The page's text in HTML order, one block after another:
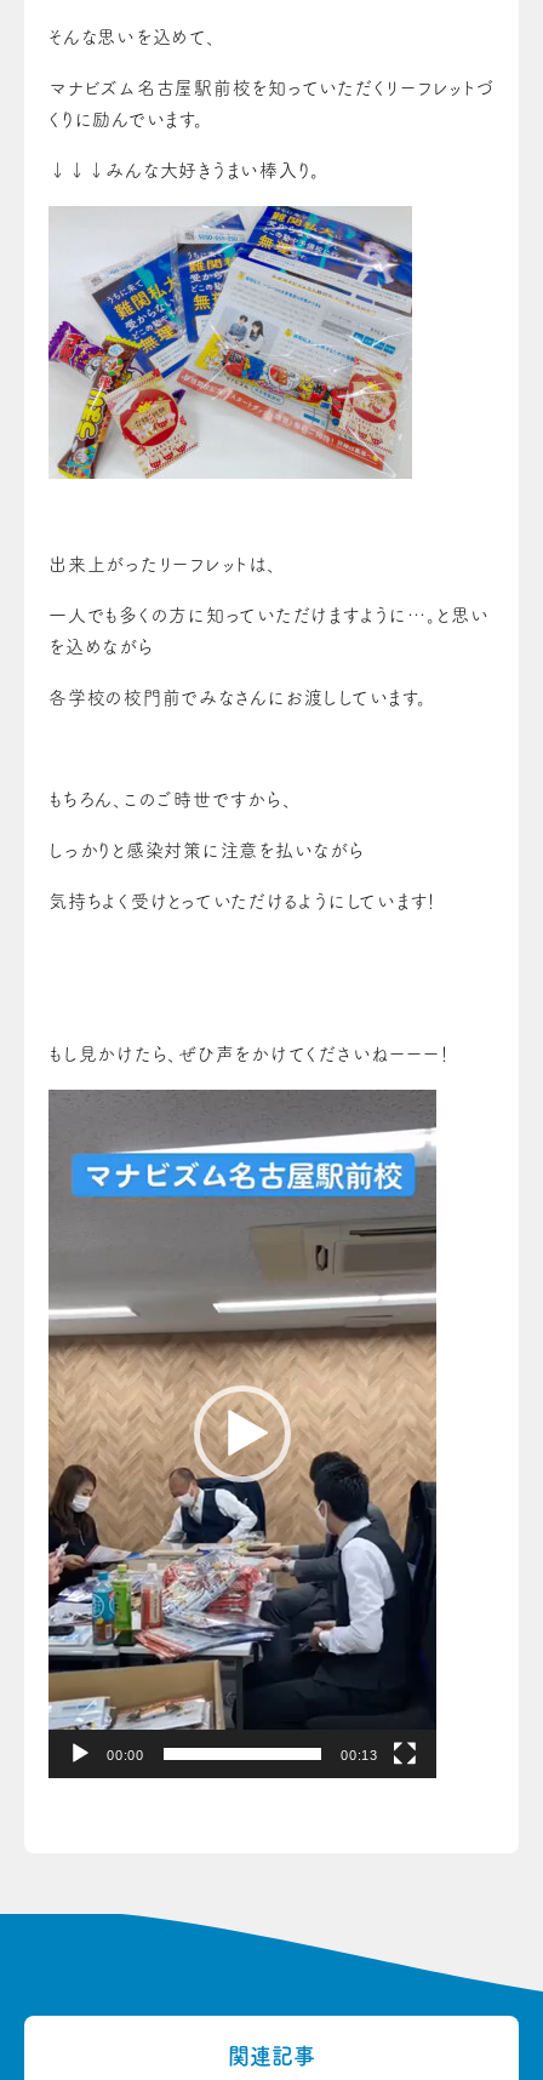
そんな思いを込めて、
マナビズム名古屋駅前校を知っていただくリーフレットづ
くりに励んでいます。
↓↓↓みんな大好きうまい棒入り。
出来上がったリーフレットは、
一人でも多くの方に知っていただけますように…。と思い
を込めながら
各学校の校門前でみなさんにお渡ししています。
もちろん、このご時世ですから、
しっかりと感染対策に注意を払いながら
気持ちよく受けとっていただけるようにしています！
もし見かけたら、ぜひ声をかけてくださいねーーー！
00:00 00:13
関連記事